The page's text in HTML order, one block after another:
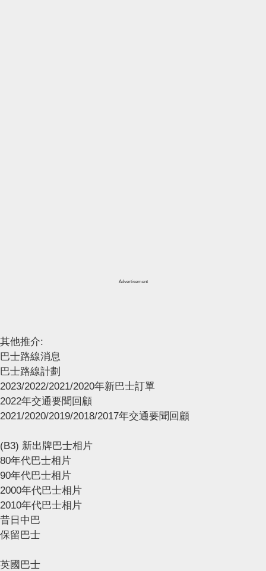
Advertisement
其他推介:
巴士路線消息
巴士路線計劃
2023/2022/2021/2020年新巴士訂單
2022年交通要聞回顧
2021/2020/2019/2018/2017年交通要聞回顧
(B3) 新出牌巴士相片
80年代巴士相片
90年代巴士相片
2000年代巴士相片
2010年代巴士相片
昔日中巴
保留巴士
英國巴士